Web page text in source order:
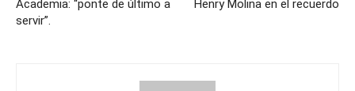
Academia: “ponte de último a
servir”.
Henry Molina en el recuerdo